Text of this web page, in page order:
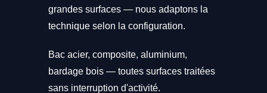
grandes surfaces — nous adaptons la
technique selon la configuration.
Bac acier, composite, aluminium,
bardage bois — toutes surfaces traitées
sans interruption d'activité.